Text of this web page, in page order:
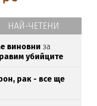
НАЙ-ЧЕТЕНИ
виновниза
убийците
рак - все ще